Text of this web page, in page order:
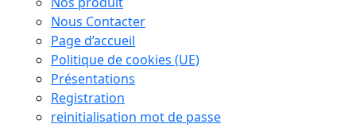
Nous Contacter
Page d’accueil
Politique de cookies (UE)
Présentations
Registration
reinitialisation mot de passe